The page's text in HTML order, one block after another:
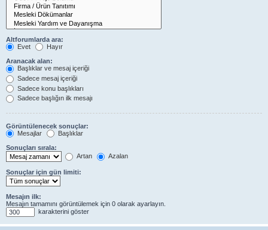
Altforumlarda ara:
Evet
Hayır
Aranacak alan:
Başlıklar ve mesaj içeriği
Sadece mesaj içeriği
Sadece konu başlıkları
Sadece başlığın ilk mesajı
Görüntülenecek sonuçlar:
Mesajlar
Başlıklar
Sonuçları sırala:
Artan
Azalan
Sonuçlar için gün limiti:
Mesajın ilk:
Mesajın tamamını görüntülemek için 0 olarak ayarlayın.
karakterini göster